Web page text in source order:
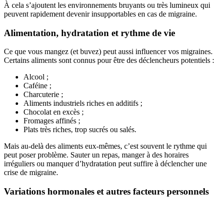
À cela s’ajoutent les environnements bruyants ou très lumineux qui
peuvent rapidement devenir insupportables en cas de migraine.
Alimentation, hydratation et rythme de vie
Ce que vous mangez (et buvez) peut aussi influencer vos migraines.
Certains aliments sont connus pour être des déclencheurs potentiels :
Alcool ;
Caféine ;
Charcuterie ;
Aliments industriels riches en additifs ;
Chocolat en excès ;
Fromages affinés ;
Plats très riches, trop sucrés ou salés.
Mais au-delà des aliments eux-mêmes, c’est souvent le rythme qui
peut poser problème. Sauter un repas, manger à des horaires
irréguliers ou manquer d’hydratation peut suffire à déclencher une
crise de migraine.
Variations hormonales et autres facteurs personnels